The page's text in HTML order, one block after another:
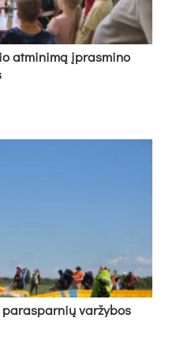
at­mi­ni­mą įpras­mi­no
pa­ras­par­nių var­žy­bos